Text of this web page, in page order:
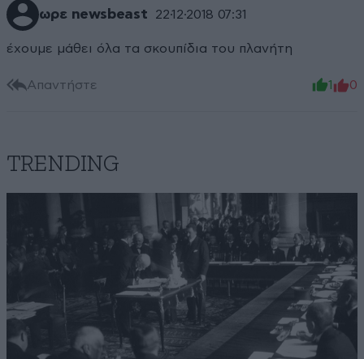
ωρε newsbeast 22·12·2018 07:31
έχουμε μάθει όλα τα σκουπίδια του πλανήτη
Απαντήστε 1 0
TRENDING